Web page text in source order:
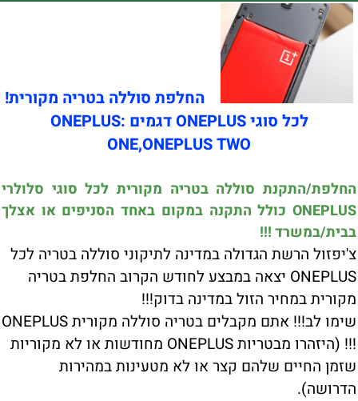
החלפת סוללה בטריה מקורית!
לכל סוגי ONEPLUS דגמים :ONEPLUS
ONE,ONEPLUS TWO
החלפת/התקנת סוללה בטריה מקורית לכל סוגי סלולרי
ONEPLUS כולל התקנה במקום באחד הסניפים או אצלך
בבית/במשרד !!!
צ'יפזול הרשת הגדולה במדינה לתיקוני סוללה בטריה לכל
ONEPLUS יצאה במבצע לחודש הקרוב החלפת בטריה
מקורית במחיר הזול במדינה בדוק!!!
שימו לב!!! אתם מקבלים בטריה סוללה מקורית ONEPLUS
!!! (היזהרו מבטריות ONEPLUS מחודשות או לא מקוריות
שזמן החיים שלהם קצר או לא מטעינות במהירות
הדרושה).